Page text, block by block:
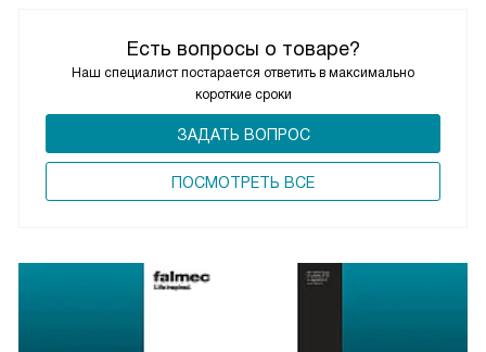
Есть вопросы о товаре?
Наш специалист постарается ответить в максимально
короткие сроки
ЗАДАТЬ ВОПРОС
ПОCМОТРЕТЬ ВСЕ